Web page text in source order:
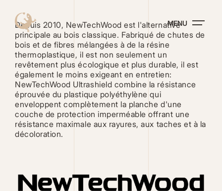
contenu
principal
MENU
Depuis 2010, NewTechWood est l'alternative
principale au bois classique. Fabriqué de chutes de
bois et de fibres mélangées à de la résine
thermoplastique, il est non seulement un
revêtement plus écologique et plus durable, il est
également le moins exigeant en entretien:
NewTechWood Ultrashield combine la résistance
éprouvée du plastique polyéthylène qui
enveloppent complètement la planche d'une
couche de protection imperméable offrant une
résistance maximale aux rayures, aux taches et à la
décoloration.